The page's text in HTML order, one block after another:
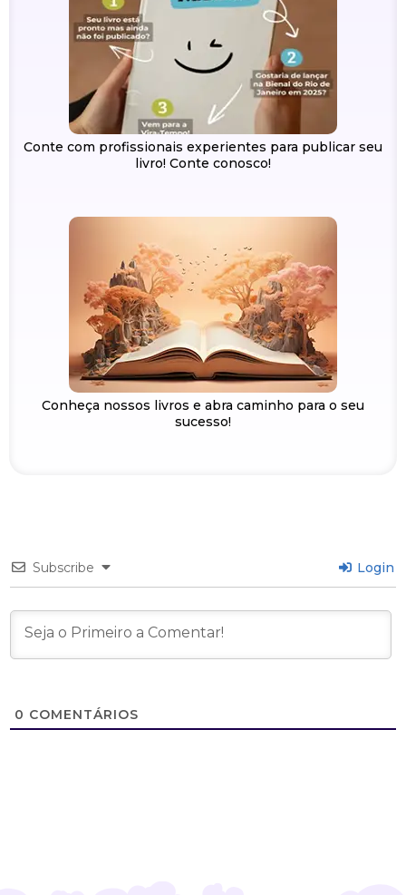
Conte com profissionais experientes para publicar seu
livro! Conte conosco!
Conheça nossos livros e abra caminho para o seu
sucesso!
Subscribe Login
0 COMENTÁRIOS